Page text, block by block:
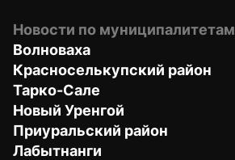
Новости по муниципалитетам
Волноваха
Красноселькупский район
Тарко-Сале
Новый Уренгой
Приуральский район
Лабытнанги